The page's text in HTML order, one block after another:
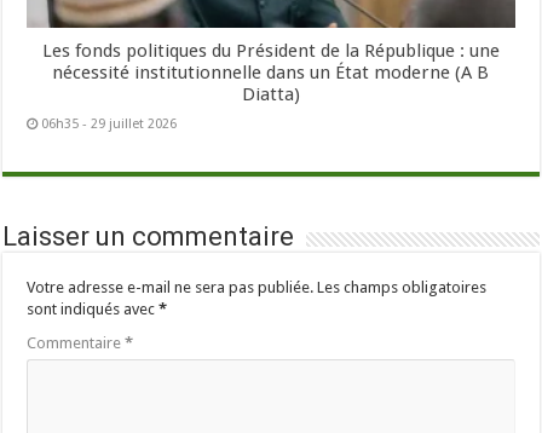
Les fonds politiques du Président de la République : une
nécessité institutionnelle dans un État moderne (A B
Diatta)
06h35 - 29 juillet 2026
Laisser un commentaire
Votre adresse e-mail ne sera pas publiée. Les champs obligatoires
sont indiqués avec*
Commentaire*